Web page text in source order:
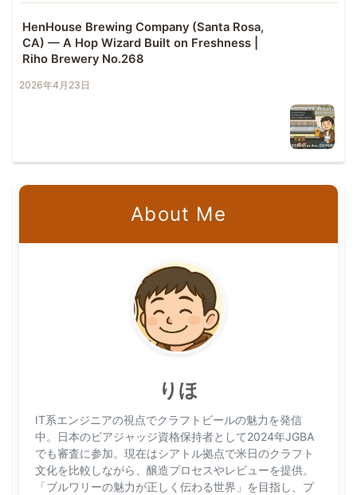
HenHouse Brewing Company (Santa Rosa,
CA) — A Hop Wizard Built on Freshness |
Riho Brewery No.268
2026年4月23日
About Me
りほ
IT系エンジニアの視点でクラフトビールの魅力を発信
中。日本のビアジャッジ資格保持者として2024年JGBA
でも審査に参加。現在はシアトル拠点で米日のクラフト
文化を比較しながら、醸造プロセスやレビューを提供。
「ブルワリーの魅力が正しく伝わる世界」を目指し、プ